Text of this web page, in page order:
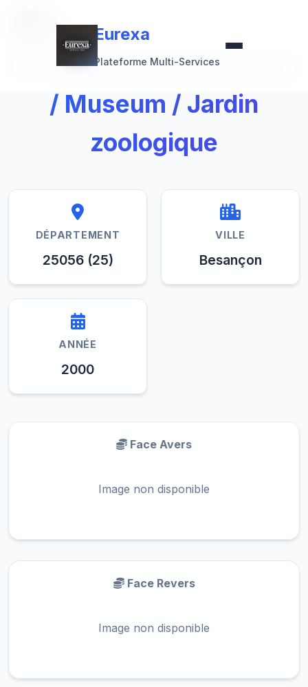
Eurexa
Eurexa
Plateforme Multi-Services
La Citadelle de Besançon
/ Museum / Jardin
zoologique
DÉPARTEMENT
25056 (25)
VILLE
Besançon
ANNÉE
2000
Face Avers
Image non disponible
Face Revers
Image non disponible